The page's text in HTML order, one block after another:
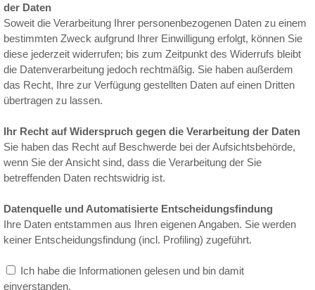
der Daten
Soweit die Verarbeitung Ihrer personenbezogenen Daten zu einem
bestimmten Zweck aufgrund Ihrer Einwilligung erfolgt, können Sie
diese jederzeit widerrufen; bis zum Zeitpunkt des Widerrufs bleibt
die Datenverarbeitung jedoch rechtmäßig. Sie haben außerdem
das Recht, Ihre zur Verfügung gestellten Daten auf einen Dritten
übertragen zu lassen.
Ihr Recht auf Widerspruch gegen die Verarbeitung der Daten
Sie haben das Recht auf Beschwerde bei der Aufsichtsbehörde,
wenn Sie der Ansicht sind, dass die Verarbeitung der Sie
betreffenden Daten rechtswidrig ist.
Datenquelle und Automatisierte Entscheidungsfindung
Ihre Daten entstammen aus Ihren eigenen Angaben. Sie werden
keiner Entscheidungsfindung (incl. Profiling) zugeführt.
Ich habe die Informationen gelesen und bin damit
einverstanden.